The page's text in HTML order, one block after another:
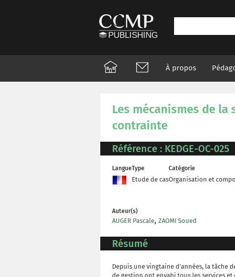
À propos
Les mécanismes de
contrainte
Référence : KEDGE-OC-025
LangueType
Etude de cas
Catégorie
Organisation et
Auteur(s)
AUGER Pascale, ZAOMI Soued
Résumé
Depuis une vingtaine d'années, la tâche
de gestion ont envahi tous les services